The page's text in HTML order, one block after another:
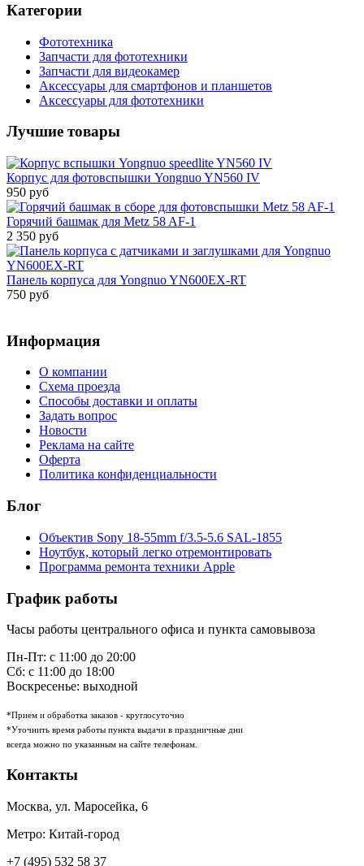
Категории
Фототехника
Запчасти для фототехники
Запчасти для видеокамер
Аксессуары для смартфонов и планшетов
Аксессуары для фототехники
Лучшие товары
Корпус для фотовспышки Yongnuo YN560 IV
950 руб
Горячий башмак для Metz 58 AF-1
2 350 руб
Панель корпуса для Yongnuo YN600EX-RT
750 руб
Информация
О компании
Схема проезда
Способы доставки и оплаты
Задать вопрос
Новости
Реклама на сайте
Оферта
Политика конфиденциальности
Блог
Объектив Sony 18-55mm f/3.5-5.6 SAL-1855
Ноутбук, который легко отремонтировать
Программа ремонта техники Apple
График работы
Часы работы центрального офиса и пункта самовывоза
Пн-Пт: с 11:00 до 20:00
Сб: с 11:00 до 18:00
Воскресенье: выходной
*Прием и обработка заказов - круглосуточно
*Уточнить время работы пункта выдачи в праздничные дни
всегда можно по указанным на сайте телефонам.
Контакты
Москва, ул. Маросейка, 6
Метро: Китай-город
+7 (495) 532 58 37